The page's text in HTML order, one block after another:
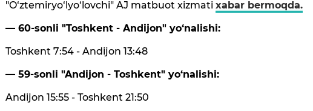
"O‘ztemiryo‘lyo‘lovchi" AJ matbuot xizmatixabar bermoqda.
— 60-sonli "Toshkent - Andijon" yo‘nalishi:
Toshkent 7:54 - Andijon 13:48
— 59-sonli "Andijon - Toshkent" yo‘nalishi:
Andijon 15:55 - Toshkent 21:50